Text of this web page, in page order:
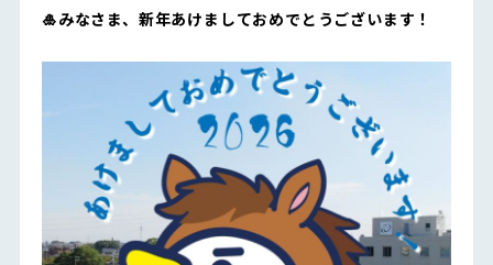
🎍みなさま、新年あけましておめでとうございます！